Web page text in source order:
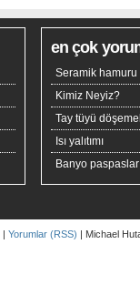
en çok
Seramik hamuru
Kimiz Neyiz?
Tay tüyü
Isı yalıtımı
Banyo
| Yorumlar (RSS) | Michael